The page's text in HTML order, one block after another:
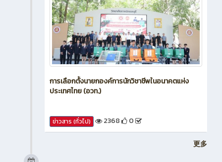
การเลือกตั้งนายกองค์การนักวิชาชีพในอนาคตแห่ง
ประเทศไทย (อวท.)
ข่าวสาร (ทั่วไป) 2368 0
更多